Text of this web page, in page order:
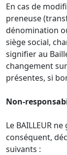
En cas de
preneuse
dénomination
siège social,
signifier au
changement
présentes, si
Non-
Le BAILLEUR
conséquent,
suivants :